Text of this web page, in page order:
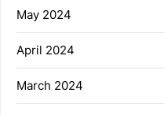
May 2024
April 2024
March 2024